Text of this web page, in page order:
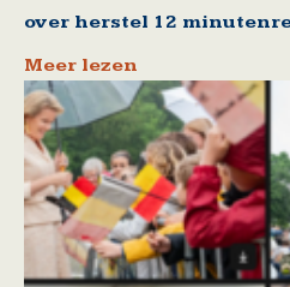
over herstel 12
Meer lezen